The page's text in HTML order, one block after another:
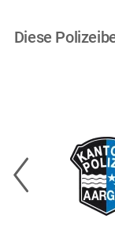
Diese